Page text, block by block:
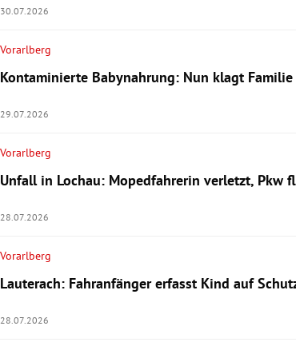
30.07.2026
Vorarlberg
Kontaminierte Babynahrung: Nun klagt
29.07.2026
Vorarlberg
Unfall in Lochau: Mopedfahrerin verletzt, Pkw
28.07.2026
Vorarlberg
Lauterach: Fahranfänger erfasst Kind auf
28.07.2026